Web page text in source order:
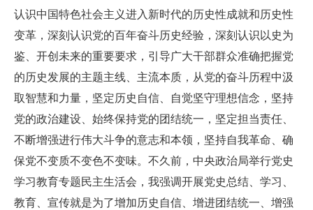
认识中国特色社会主义进入新时代的历史性成就和历史性
变革，深刻认识党的百年奋斗历史经验，深刻认识以史为
鉴、开创未来的重要要求，引导广大干部群众准确把握党
的历史发展的主题主线、主流本质，从党的奋斗历程中汲
取智慧和力量，坚定历史自信、自觉坚守理想信念，坚持
党的政治建设、始终保持党的团结统一，坚定担当责任、
不断增强进行伟大斗争的意志和本领，坚持自我革命、确
保党不变质不变色不变味。不久前，中央政治局举行党史
学习教育专题民主生活会，我强调开展党史总结、学习、
教育、宣传就是为了增加历史自信、增进团结统一、增强